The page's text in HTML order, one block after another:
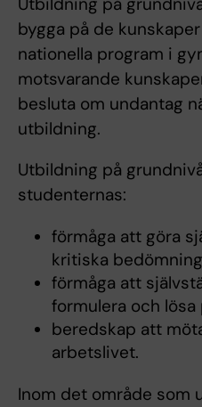
bygga på de
nationella program i
motsvarande
besluta om undantag
utbildning.
Utbildning på
studenternas:
förmåga att göra
kritiska
förmåga att
formulera och lösa
beredskap att
arbetslivet.
Inom det område som